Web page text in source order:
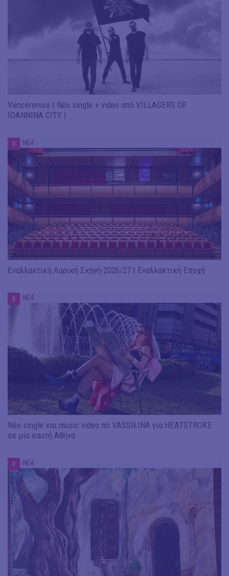
Venceremos | Νέο single + video από VILLAGERS OF
IOANNINA CITY |
# ΝΕΑ
Εναλλακτική Λυρική Σκηνή 2026/27 | Εναλλακτική Εποχή
# ΝΕΑ
Νέο single και music video πό VASSIŁINA για HEATSTROKE
σε μία καυτή Αθήνα
# ΝΕΑ